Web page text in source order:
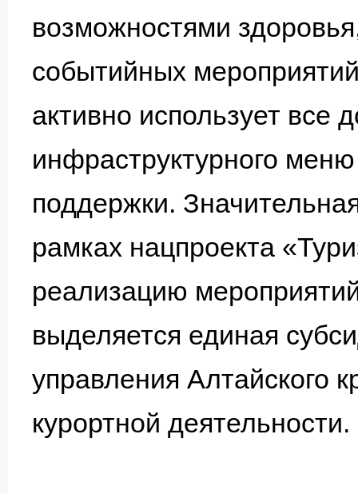
возможностями
событийных
активно использует все
инфраструктурного
поддержки.
рамках нацпроекта
реализацию
выделяется единая
управления Алтайского
курортной деятельности.